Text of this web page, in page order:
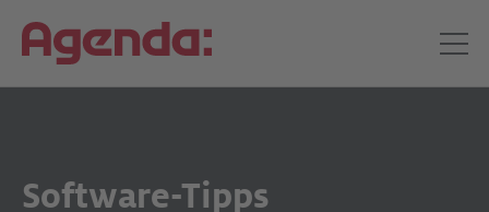
Software-Tipps